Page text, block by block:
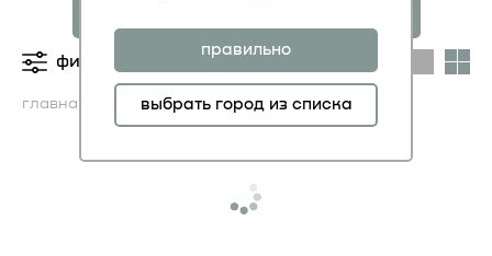
правильно
выбрать город из списка
главная каталог ИНТЕРЬЕР орнаменты
МОДЕРНИСТИК
НОВОЕ АР-ДЕКО
фильтры категории